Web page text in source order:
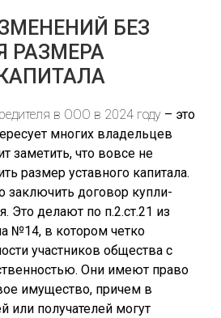
БЕЗ
РАЗМЕРА
в ООО в 2024 году – это
многих владельцев
заметить, что вовсе не
размер уставного капитала.
заключить договор купли-
Это делают по п.2.ст.21 из
№14, в котором четко
участников общества с
Они имеют право
имущество, причем в
или получателей могут